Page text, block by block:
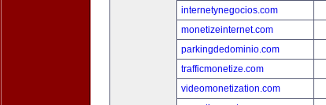
internetynegocios.com
monetizeinternet.com
parkingdedominio.com
trafficmonetize.com
videomonetization.com